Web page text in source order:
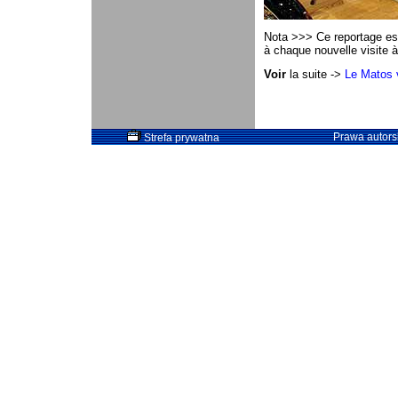
Nota >>> Ce reportage
à chaque nouvelle visite
Voir la suite -> Le Matos
Strefa prywatna Prawa